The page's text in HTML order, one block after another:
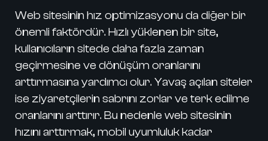
Web sitesinin hız optimizasyonuda diğer bir
önemli faktördür. Hızlı yüklenen bir site,
kullanıcıların sitede daha fazla zaman
geçirmesine ve dönüşüm oranlarını
arttırmasına yardımcı olur. Yavaş açılan siteler
ise ziyaretçilerin sabrını zorlar ve terk edilme
oranlarını arttırır. Bu nedenle web sitesinin
hızını arttırmak, mobil uyumluluk kadar